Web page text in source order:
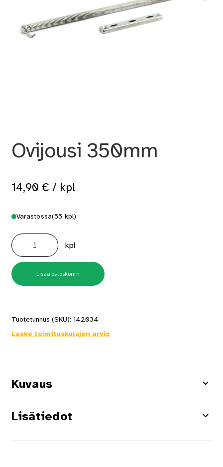
Ovijousi 350mm
14,90 € / kpl
Varastossa(55 kpl)
Ovijousi
350mm
määrä kpl
Lisää ostoskoriin
Tuotetunnus (SKU): 142034
Laske toimituskulujen arvio
Kuvaus
Lisätiedot